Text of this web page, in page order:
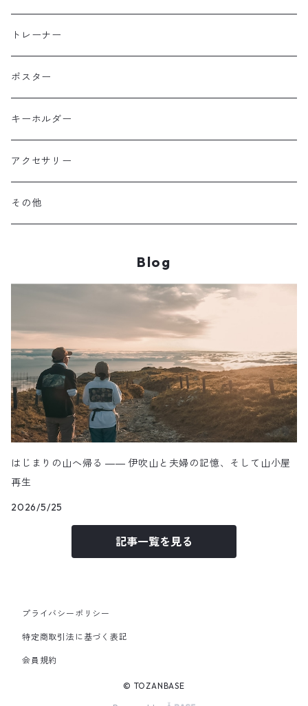
北海道
東北
上信越・尾瀬・日光・北関東
北アルプス
美ヶ原・八ヶ岳・秩父・多摩・南関東
東海・北陸・近畿・中国・四国
九州
その他
半袖
コットン
ポリエステル
長袖
Performance Art Wear
トレーナー
ポスター
キーホルダー
アクセサリー
その他
Blog
はじまりの山へ帰る ―― 伊吹山と夫婦の記憶、そして山小屋
再生
2026/5/25
記事一覧を見る
プライバシーポリシー
特定商取引法に基づく表記
会員規約
© TOZANBASE